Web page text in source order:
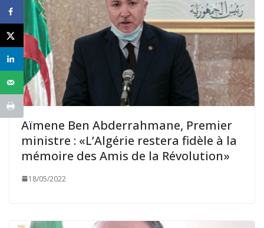
Aïmene Ben Abderrahmane, Premier
ministre : «L’Algérie restera fidèle à la
mémoire des Amis de la Révolution»
18/05/2022